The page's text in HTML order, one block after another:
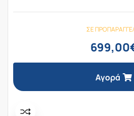
ΣΕ
699,00
Αγορά